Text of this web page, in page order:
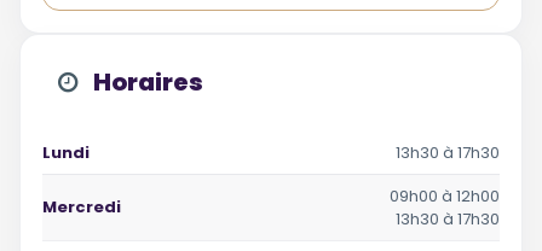
Horaires
Lundi 13h30 à 17h30
Mercredi
09h00 à 12h00
13h30 à 17h30